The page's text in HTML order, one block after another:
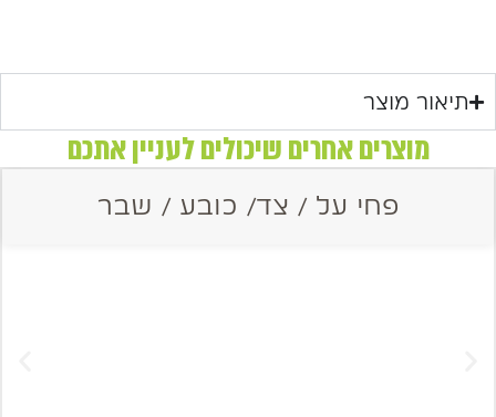
תיאור מוצר
מוצרים אחרים שיכולים לעניין אתכם
פחי על / צד/ כובע / שבר